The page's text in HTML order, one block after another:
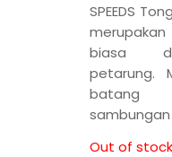
SPEEDS
biasa
petarung.
batang
Out of stock